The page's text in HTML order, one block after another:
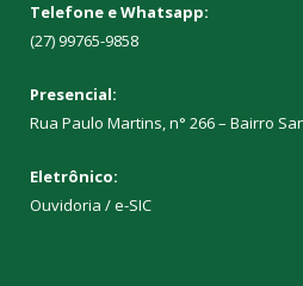
Telefone e Whatsapp:
(27) 99765-9858
Presencial:
Rua Paulo Martins, n° 266 – Bairro
Eletrônico:
Ouvidoria /e-SIC